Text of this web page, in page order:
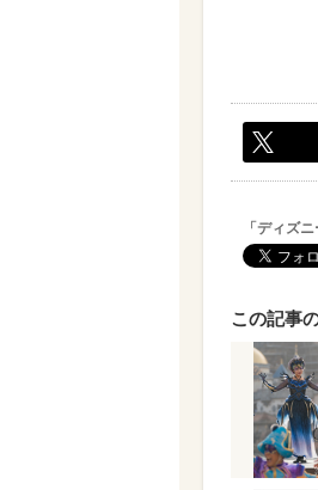
「ディズ
この記事